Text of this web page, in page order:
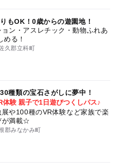
もOK！0歳からの遊園地！
ョン・アスレチック・動物ふれあ
める！
久郡立科町
種類の宝石さがしに夢中！
体験 親子で1日遊びつくしパス♪
や100種のVR体験など家族で楽
が満載☆
郡みなかみ町